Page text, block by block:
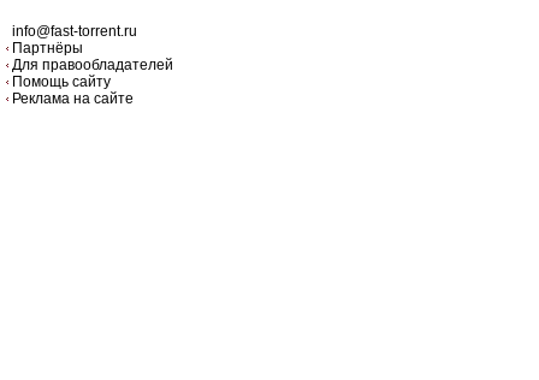
info@fast-torrent.ru
Партнёры
Для правообладателей
Помощь сайту
Реклама на сайте